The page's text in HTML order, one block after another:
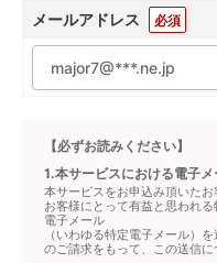
メールアドレス 必須
【必ずお読みください】
1.本サービスにおける電子
本サービスをお申込み頂いたお
お客様にとって有益と思われ
電子メール
（いわゆる特定電子メール）
のご請求をもって、この送信に